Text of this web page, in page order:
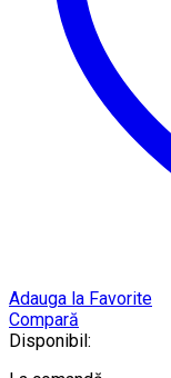
Adauga la Favorite
Compară
Disponibil: